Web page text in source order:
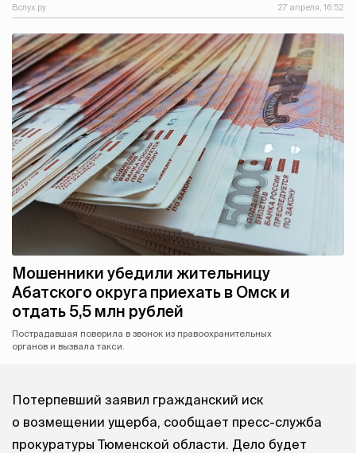
Вслух.ру 27 апреля, 16:52
Мошенники убедили жительницу
Абатского округа приехать в Омск и
отдать 5,5 млн рублей
Пострадавшая поверила в звонок из правоохранительных
органов и вызвала такси.
Потерпевший заявил гражданский иск
о возмещении ущерба, сообщает пресс-служба
прокуратуры Тюменской области. Дело будет